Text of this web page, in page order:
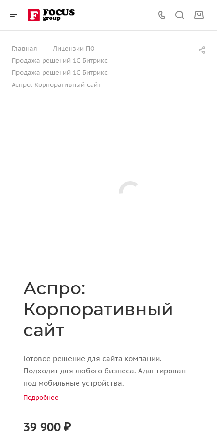
Главная — Лицензии ПО —
Продажа решений 1С-Битрикс —
Продажа решений 1С-Битрикс —
Аспро: Корпоративный сайт
Аспро:
Корпоративный
сайт
Готовое решение для сайта компании.
Подходит для любого бизнеса. Адаптирован
под мобильные устройства.
Подробнее
39 900 ₽